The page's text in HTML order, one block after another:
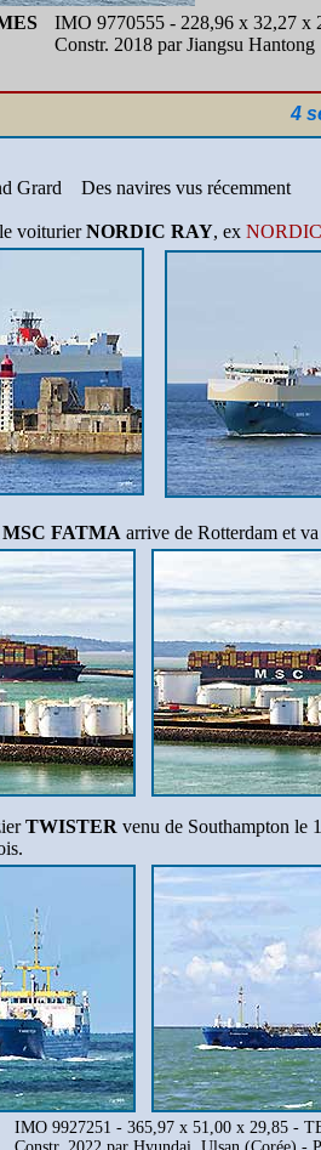
IMO 9770555 - 228,96 x 32,27
Constr. 2018 par Jiangsu
4
Grard Des navires vus récemment
voiturierNORDIC RAY, ex
MSC FATMA arrive de Rotterdam et
TWISTER venu de Southampton le
IMO 9927251 - 365,97 x 51,00 x 29,85 -